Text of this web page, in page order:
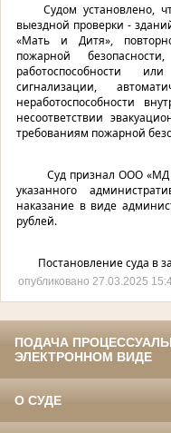
Судом установлено,
выездной проверки -
«Мать и Дитя»,
пожарной
работоспособности
сигнализации,
неработоспособности
несоответствии
требованиям пожарной
Суд признал ООО «МД
указанного
наказание в виде
рублей.
Постановление суда в
опубликовано 27.03.2025
ПОДАЧА
ЭЛЕКТРОННОМ ВИДЕ
О СУДЕ